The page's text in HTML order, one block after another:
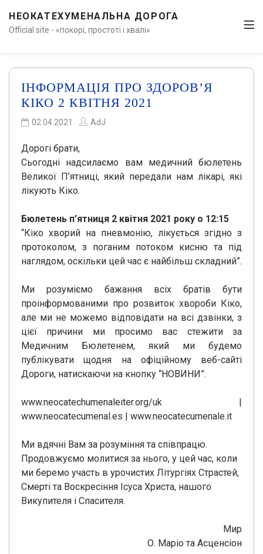
НЕОКАТЕХУМЕНАЛЬНА ДОРОГА
Official site - «покорі, простоті і хвалі»
ІНФОРМАЦІЯ ПРО ЗДОРОВ’Я
КІКО 2 КВІТНЯ 2021
02.04.2021 AdJ
Дорогі брати,
Сьогодні надсилаємо вам медичний бюлетень
Великої П’ятниці, який передали нам лікарі, які
лікують Кіко.
Бюлетень п’ятниця 2 квітня 2021 року о 12:15
“Кіко хворий на пневмонію, лікується згідно з
протоколом, з поганим потоком кисню та під
наглядом, оскільки цей час є найбільш складний”.
Ми розуміємо бажання всіх братів бути
проінформованими про розвиток хвороби Кіко,
але ми не можемо відповідати на всі дзвінки, з
цієї причини ми просимо вас стежити за
Медичним Бюлетенем, який ми будемо
публікувати щодня на офіційному веб-сайті
Дороги, натискаючи на кнопку “НОВИНИ”.
www.neocatechumenaleiter.org/uk |
www.neocatecumenal.es | www.neocatecumenale.it
Ми вдячні Вам за розуміння та співпрацю.
Продовжуємо молитися за нього, у цей час, коли
ми беремо участь в урочистих Літургіях Страстей,
Смерті та Воскресіння Ісуса Христа, нашого
Викупителя і Спасителя.
Мир
О. Маріо та Асценсіон